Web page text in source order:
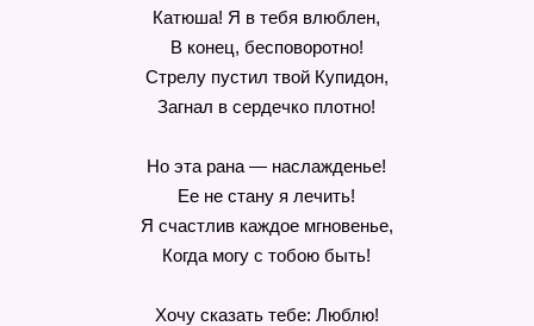
Катюша! Я в тебя влюблен,
В конец, бесповоротно!
Стрелу пустил твой Купидон,
Загнал в сердечко плотно!
Но эта рана — наслажденье!
Ее не стану я лечить!
Я счастлив каждое мгновенье,
Когда могу с тобою быть!
Хочу сказать тебе: Люблю!